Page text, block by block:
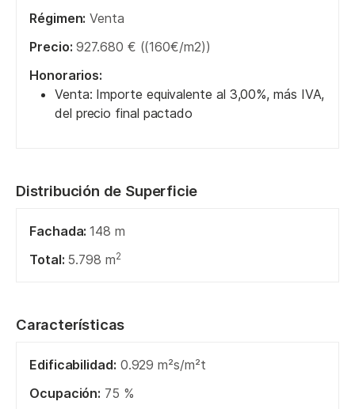
Régimen: Venta
Precio: 927.680 € ((160€/m2))
Honorarios:
Venta: Importe equivalente al 3,00%, más IVA,
del precio final pactado
Distribución de Superficie
Fachada:148 m
Total: 5.798 m2
Características
Edificabilidad: 0.929 m²s/m²t
Ocupación: 75 %